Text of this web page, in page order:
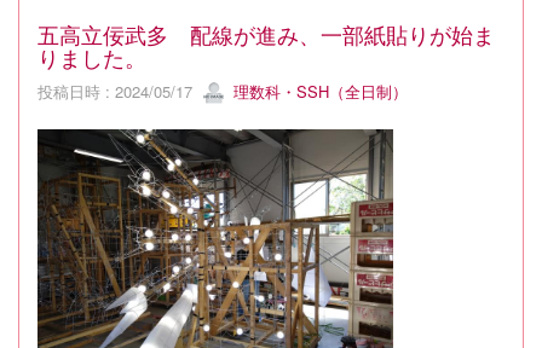
五高立佞武多 配線が進み、一部紙貼りが始ま
りました。
投稿日時 : 2024/05/17 理数科・SSH（全日制）